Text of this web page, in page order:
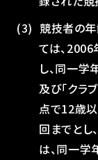
競技者の年
ては、
し、同一学
及び「クラ
点で12歳
回までとし
は、同一学